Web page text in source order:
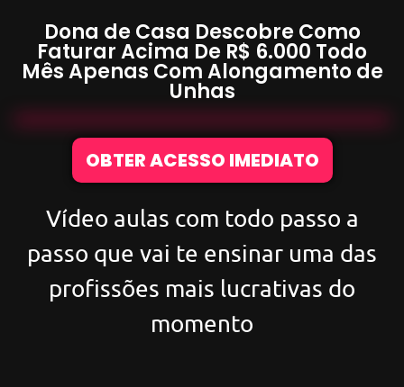
Dona de Casa Descobre Como
Faturar Acima De R$ 6.000 Todo
Mês Apenas ComAlongamento de
Unhas
OBTER ACESSO IMEDIATO
Vídeo aulas com todo passo a
passo que vai te ensinar uma das
profissões mais lucrativas do
momento